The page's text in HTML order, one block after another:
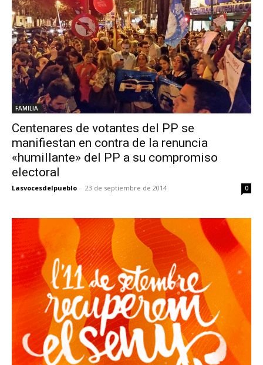
FAMILIA
Centenares de votantes del PP se
manifiestan en contra de la renuncia
«humillante» del PP a su compromiso
electoral
Lasvocesdelpueblo - 23 de septiembre de 2014 0